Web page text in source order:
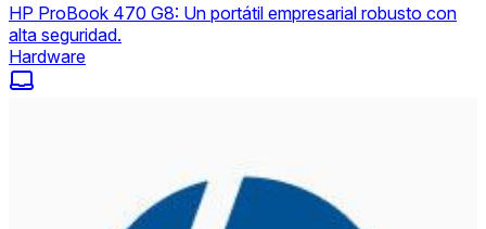
HP ProBook 470 G8: Un portátil empresarial robusto con
alta seguridad.
Hardware